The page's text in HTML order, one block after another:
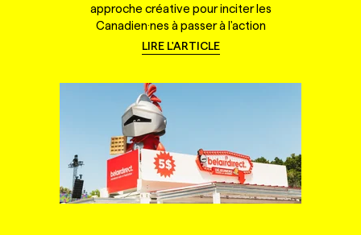
approche créative pour inciter les
Canadien·nes à passer à l'action
LIRE L'ARTICLE